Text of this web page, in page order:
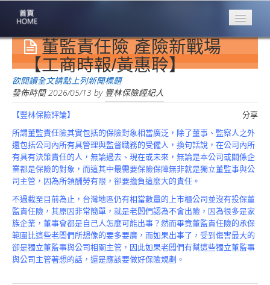
專業豐林
Professional
保險大家談
1386集
台灣商業保險
第一品牌
關於豐林
About
服務項目
Service
火災保額
估算系統
商品簡介
董監責任險 產險新戰場
【工商時報/黃惠聆】
欲閱讀全文請點上列新聞標題
發佈時間2026/05/13 by 豐林保險經紀人
分享
【豐林保險評論】
所謂董監責任險其實包括的保險對象相當廣泛，除了董事、監察人之外
還包括公司內所有具管理與監督職務的受僱人，換句話說，在公司內所
有具有決策責任的人，無論過去、現在或未來，無論是本公司或關係企
業都是保險的對象，而這其中最需要保險保障無非就是獨立董監事與公
司主管，因為所領酬勞有限，卻要擔負這麼大的責任。
不過截至目前為止，台灣地區仍有相當數量的上市櫃公司並沒有投保董
監責任險，其原因非常簡單，就是老闆們認為不會出險，因為很多是家
族企業，董事會都是自己人怎麼可能出事？然而畢竟董監責任險的承保
範圍比這些老闆們所想像的要多要廣，而如果出事了，受到傷害最大的
卻是獨立董監事與公司相關主管，因此如果老闆們有幫這些獨立董監事
與公司主管著想的話，還是應該要做好保險規劃。